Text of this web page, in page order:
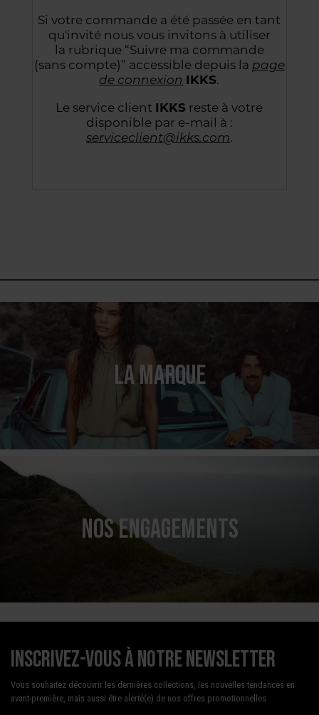
Si votre commande a été passée en tant
qu'invité nous vous invitons à utiliser
la rubrique “Suivre ma commande
(sans compte)” accessible depuis la page
de connexion IKKS.
Le service client IKKS reste à votre
disponible par e-mail à :
serviceclient@ikks.com.
LA MARQUE
NOS ENGAGEMENTS
Inscrivez-vous à notre newsletter
Vous souhaitez découvrir les dernières collections, les nouvelles tendances en
avant-première, mais aussi être alerté(e) de nos offres promotionnelles